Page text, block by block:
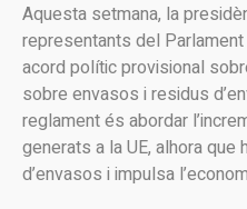
Aquesta setmana, la
representants del Parlament
acord polític provisional
sobre envasos i residus
reglament és abordar
generats a la UE, alhora
d’envasos i impulsa